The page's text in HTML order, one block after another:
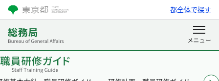
都全体で探す